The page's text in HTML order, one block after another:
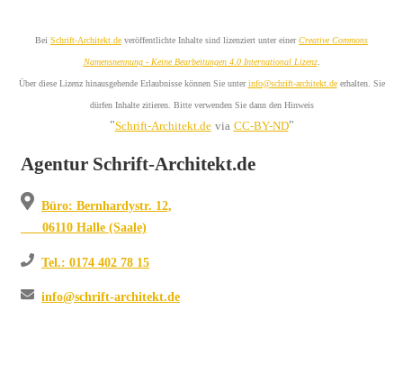
Bei Schrift-Architekt.de veröffentlichte Inhalte sind lizenziert unter einerCreative Commons
Namensnennung - Keine Bearbeitungen 4.0 International Lizenz.
Über diese Lizenz hinausgehende Erlaubnisse können Sie unterinfo@schrift-architekt.deerhalten. Sie
dürfen Inhalte zitieren. Bitte verwenden Sie dann den Hinweis
"Schrift-Architekt.de via CC-BY-ND"
Agentur Schrift-Architekt.de
Büro: Bernhardystr. 12,
06110 Halle (Saale)
Tel.: 0174 402 78 15
info@schrift-architekt.de